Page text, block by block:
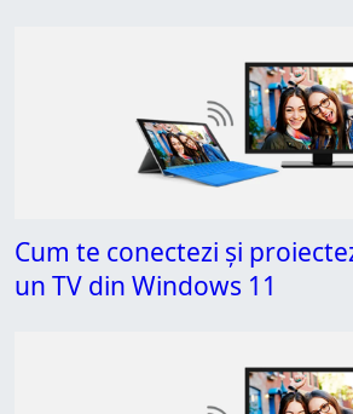
Cum te conectezi și
un TV din Windows 11